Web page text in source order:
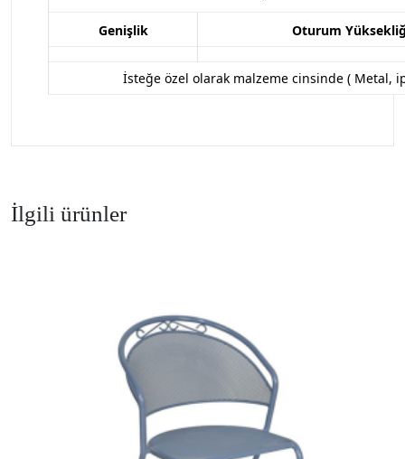
Genişlik Oturum
İsteğe özel olarak malzeme cinsinde ( Metal,
İlgili ürünler